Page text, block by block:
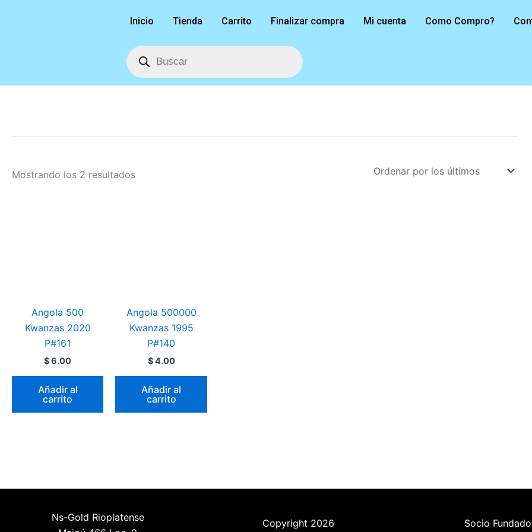
Inicio Tienda Carrito Finalizar compra Mi cuenta Como Compro?
Búsqueda
de
productos
Mostrando los 2 resultados
los
Angola 500
Kwanzas 2020
P#161
$6.00
Añadir al
carrito
Angola 500000
Kwanzas 1995
P#140
$4.00
Añadir al
carrito
Ns-Gold Rioplatense
Copyright 2026 Socio